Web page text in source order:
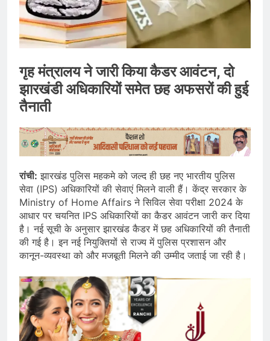
गृह मंत्रालय ने जारी किया कैडर आवंटन, दो
झारखंडी अधिकारियों समेत छह अफसरों की हुई
तैनाती
रांची: झारखंड पुलिस महकमे को जल्द ही छह नए भारतीय पुलिस
सेवा (IPS) अधिकारियों की सेवाएं मिलने वाली हैं। केंद्र सरकार के
Ministry of Home Affairs ने सिविल सेवा परीक्षा 2024 के
आधार पर चयनित IPS अधिकारियों का कैडर आवंटन जारी कर दिया
है। नई सूची के अनुसार झारखंड कैडर में छह अधिकारियों की तैनाती
की गई है। इन नई नियुक्तियों से राज्य में पुलिस प्रशासन और
कानून-व्यवस्था को और मजबूती मिलने की उम्मीद जताई जा रही है।